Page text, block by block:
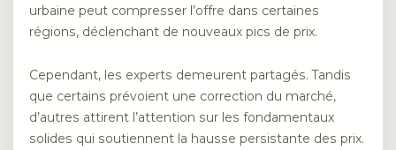
urbaine peut compresser l’offre dans certaines
régions, déclenchant de nouveaux pics de prix.
Cependant, les experts demeurent partagés. Tandis
que certains prévoient une correction du marché,
d’autres attirent l’attention sur les fondamentaux
solides qui soutiennent la hausse persistante des prix.